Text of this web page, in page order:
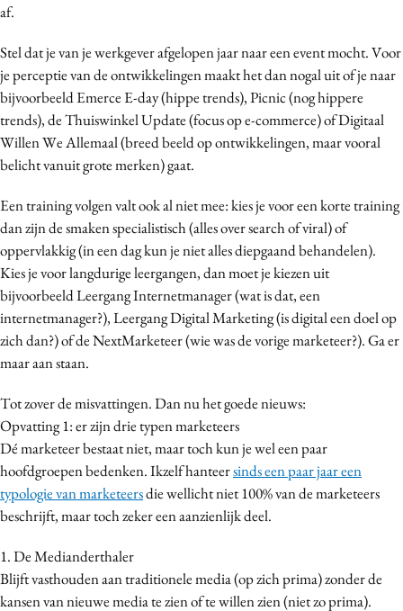
af.
Stel dat je van je werkgever afgelopen jaar naar een event mocht. Voor
je perceptie van de ontwikkelingen maakt het dan nogal uit of je naar
bijvoorbeeld Emerce E-day (hippe trends), Picnic (nog hippere
trends), de Thuiswinkel Update (focus op e-commerce) of Digitaal
Willen We Allemaal (breed beeld op ontwikkelingen, maar vooral
belicht vanuit grote merken) gaat.
Een training volgen valt ook al niet mee: kies je voor een korte training
dan zijn de smaken specialistisch (alles over search of viral) of
oppervlakkig (in een dag kun je niet alles diepgaand behandelen).
Kies je voor langdurige leergangen, dan moet je kiezen uit
bijvoorbeeld Leergang Internetmanager (wat is dat, een
internetmanager?), Leergang Digital Marketing (is digital een doel op
zich dan?) of de NextMarketeer (wie was de vorige marketeer?). Ga er
maar aan staan.
Tot zover de misvattingen. Dan nu het goede nieuws:
Opvatting 1: er zijn drie typen marketeers
Dé marketeer bestaat niet, maar toch kun je wel een paar
hoofdgroepen bedenken. Ikzelf hanteersinds een paar jaar een
typologie van marketeersdie wellicht niet 100% van de marketeers
beschrijft, maar toch zeker een aanzienlijk deel.
1. De Medianderthaler
Blijft vasthouden aan traditionele media (op zich prima) zonder de
kansen van nieuwe media te zien of te willen zien (niet zo prima).